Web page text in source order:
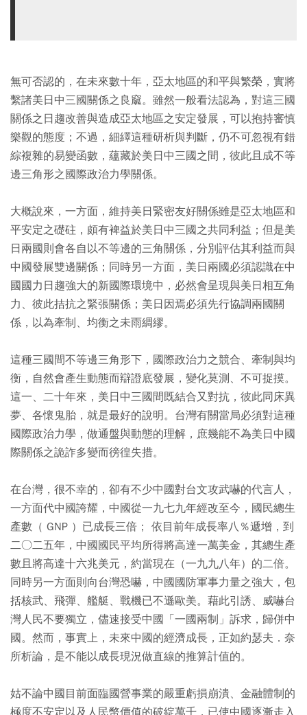
無可否認的，在未來數十年，亞太地區的和平與繁榮，實將
繫諸美日中三國關係之良窳。雖然一般看法認為，對這三國
關係之日趨改善與造成亞太地區之安定發展，可以抱持審慎
樂觀的態度；不過，細繹這種研析與判斷，仍不可忽視有錯
綜複雜的易變函數，蘊藏於美日中三國之間，彼此且成不等
邊三角形之國際政治力學關係。
大概說來，一方面，維持美日緊密友好關係雖是亞太地區和
平安定之礎砫，頗有裨益於美日中三國之共同利益；但是美
日兩國則會各自以不等邊的三角關係，分別評估其利益而與
中國發展雙邊關係；同時另一方面，美日兩國必須認識在中
國國力日趨強大的新國際環境中，必然會呈現與美日相互角
力、彼此拮抗之緊張關係；美日因焉必須先行協調兩國關
係，以為牽制、均衡之未雨綢繆。
這種三國間不等邊三角形下，國際政治力之競合、牽制與均
衡，自然會產生動態而辯證底發展，變化莫測、不可捉摸。
這一、二十年來，美日中三國間既結合又對抗，彼此同床異
夢、各懷鬼胎，就是最好的說明。台灣有關當局必須對這種
國際政治力學，做通盤與動態的理解，庶幾能不為美日中國
際關係之詭詐多變而徬徨失措。
在台灣，很不幸的，卻有不少中國對台文攻武嚇的代言人，
一方面代中國誇耀，中國從一九七九年經改至今，國民總生
產數（ GNP ）已成長三倍； 依目前年成長率八％遞增，到
二○二五年，中國國民平均所得將高達一萬美金，其總生產
數且將高達十六兆美元，約當現在（一九九八年）的二倍。
同時另一方面則向台灣恐嚇，中國國防軍事力量之強大，包
括核武、飛彈、艦艇、戰機已不遜歐美。藉此引誘、威嚇台
灣人民不要獨立，儘速接受中國「一國兩制」訴求，歸併中
國。然而，事實上，未來中國的經濟成長，正如約瑟夫．奈
所析論，是不能以成長現況做直線的推算計值的。
姑不論中國目前面臨國營事業的嚴重虧損崩潰、金融體制的
極度不安定以及人民幣價值的破綻萬千，已使中國逐漸走入